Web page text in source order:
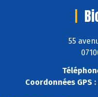
55
Coordonnées GPS :